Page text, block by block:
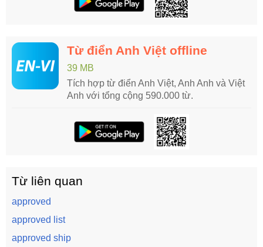
Từ điển Anh Việt offline
39 MB
Tích hợp từ điển Anh Việt, Anh Anh và Việt
Anh với tổng cộng 590.000 từ.
Từ liên quan
approved
approved list
approved ship